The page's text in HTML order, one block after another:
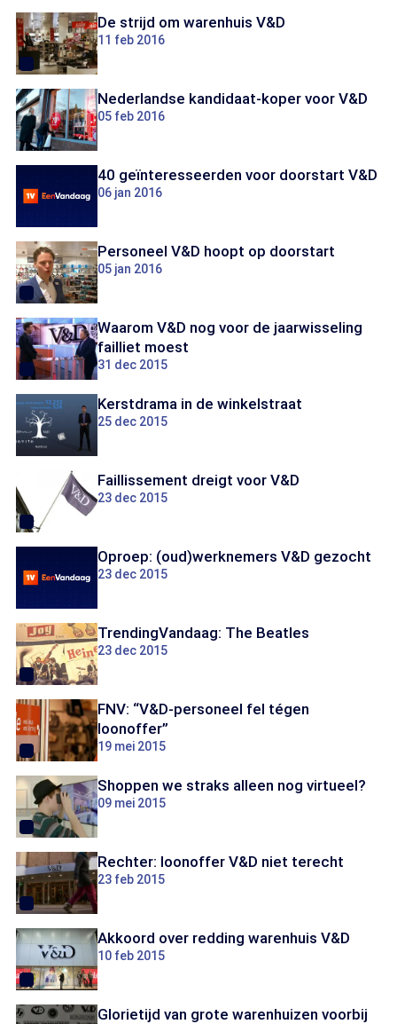
De strijd om warenhuis V&D
11 feb 2016
Nederlandse kandidaat-koper voor V&D
05 feb 2016
40 geïnteresseerden voor doorstart V&D
06 jan 2016
Personeel V&D hoopt op doorstart
05 jan 2016
Waarom V&D nog voor de jaarwisseling
failliet moest
31 dec 2015
Kerstdrama in de winkelstraat
25 dec 2015
Faillissement dreigt voor V&D
23 dec 2015
Oproep: (oud)werknemers V&D gezocht
23 dec 2015
TrendingVandaag: The Beatles
23 dec 2015
FNV: “V&D-personeel fel tégen
loonoffer”
19 mei 2015
Shoppen we straks alleen nog virtueel?
09 mei 2015
Rechter: loonoffer V&D niet terecht
23 feb 2015
Akkoord over redding warenhuis V&D
10 feb 2015
Glorietijd van grote warenhuizen voorbij